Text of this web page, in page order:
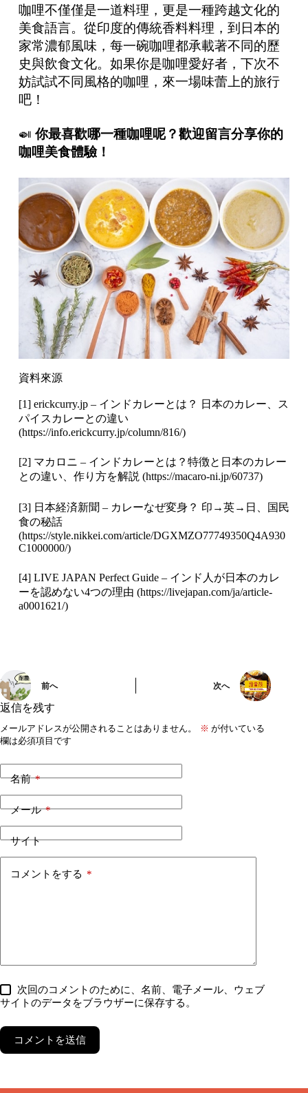
咖哩不僅僅是一道料理，更是一種跨越文化的
美食語言。從印度的傳統香料料理，到日本的
家常濃郁風味，每一碗咖哩都承載著不同的歷
史與飲食文化。如果你是咖哩愛好者，下次不
妨試試不同風格的咖哩，來一場味蕾上的旅行
吧！
🍛 你最喜歡哪一種咖哩呢？歡迎留言分享你的
咖哩美食體驗！
資料來源
[1] erickcurry.jp – インドカレーとは？ 日本のカレー、ス
パイスカレーとの違い
(https://info.erickcurry.jp/column/816/)
[2] マカロニ – インドカレーとは？特徴と日本のカレー
との違い、作り方を解説 (https://macaro-ni.jp/60737)
[3] 日本経済新聞 – カレーなぜ変身？ 印→英→日、国民
食の秘話
(https://style.nikkei.com/article/DGXMZO77749350Q4A930
C1000000/)
[4] LIVE JAPAN Perfect Guide – インド人が日本のカレ
ーを認めない4つの理由 (https://livejapan.com/ja/article-
a0001621/)
前へ 次へ
返信を残す
メールアドレスが公開されることはありません。 ※ が付いている
欄は必須項目です
名前*
メール*
サイト
コメントをする *
次回のコメントのために、名前、電子メール、ウェブ
サイトのデータをブラウザーに保存する。
コメントを送信